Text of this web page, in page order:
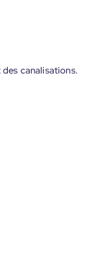
canalisations.